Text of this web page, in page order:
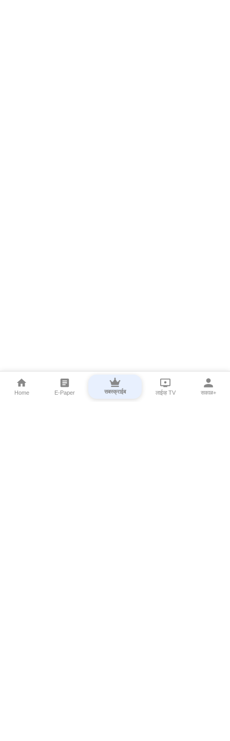
Home E-Paper सबस्क्राईब लाईव्ह TV सकाळ+